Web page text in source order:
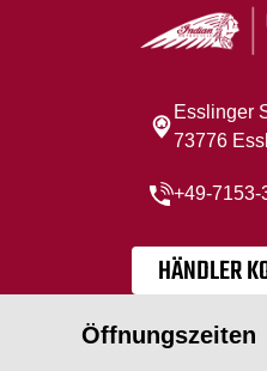
Esslinger
73776
+49-7153-
HÄNDLER
Öffnungszeiten